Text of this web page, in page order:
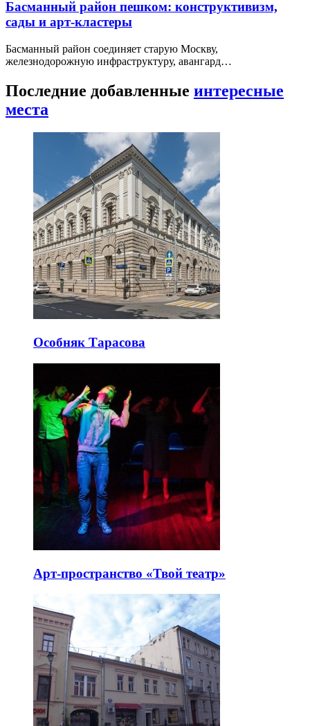
Басманный район пешком: конструктивизм,
сады и арт-кластеры
Басманный район соединяет старую Москву,
железнодорожную инфраструктуру, авангард…
Последние добавленные интересные
места
Особняк Тарасова
Арт-пространство «Твой театр»